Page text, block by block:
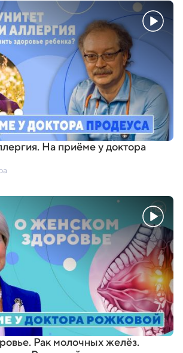
На приёме у доктора
Рак молочных желёз.